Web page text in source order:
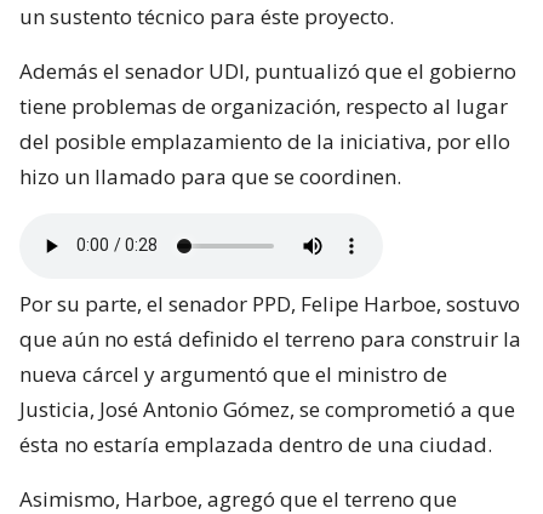
un sustento técnico para éste proyecto.
Además el senador UDI, puntualizó que el gobierno
tiene problemas de organización, respecto al lugar
del posible emplazamiento de la iniciativa, por ello
hizo un llamado para que se coordinen.
Por su parte, el senador PPD, Felipe Harboe, sostuvo
que aún no está definido el terreno para construir la
nueva cárcel y argumentó que el ministro de
Justicia, José Antonio Gómez, se comprometió a que
ésta no estaría emplazada dentro de una ciudad.
Asimismo, Harboe, agregó que el terreno que